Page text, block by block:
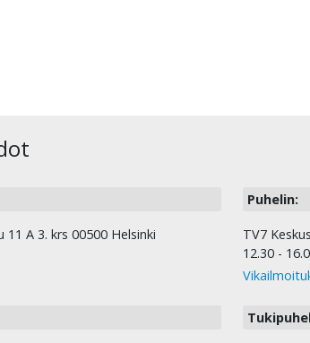
11 A 3. krs 00500 Helsinki
Puhelin:
TV7
12.30 -